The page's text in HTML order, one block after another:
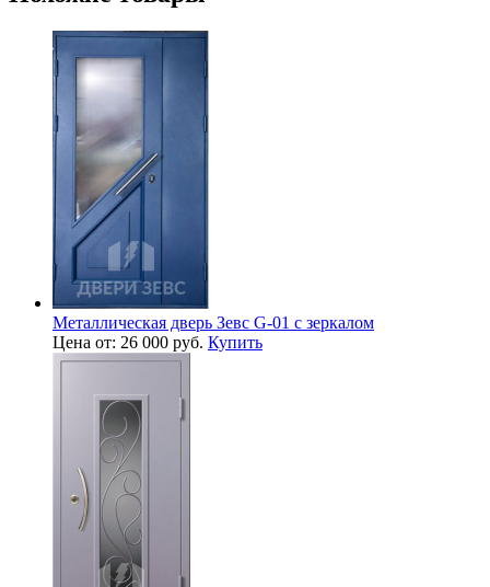
Металлическая дверь Зевс G-01 с зеркалом
Цена от: 26 000 руб. Купить